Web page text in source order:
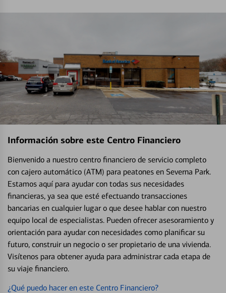
Información sobre este Centro Financiero
Bienvenido a nuestro centro financiero de servicio completo
con cajero automático (ATM) para peatones en Severna Park.
Estamos aquí para ayudar con todas sus necesidades
financieras, ya sea que esté efectuando transacciones
bancarias en cualquier lugar o que desee hablar con nuestro
equipo local de especialistas. Pueden ofrecer asesoramiento y
orientación para ayudar con necesidades como planificar su
futuro, construir un negocio o ser propietario de una vivienda.
Visítenos para obtener ayuda para administrar cada etapa de
su viaje financiero.
¿Qué puedo hacer en este Centro Financiero?